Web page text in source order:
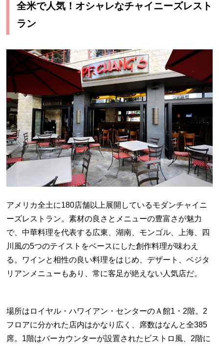
全米で人気！オシャレなチャイニーズレスト
ラン
アメリカ全土に180店舗以上展開しているモダンチャイニ
ーズレストラン。素材の良さとメニューの豊富さが魅力
で、中華料理を代表する広東、湖南、モンゴル、上海、四
川風の5つのテイストをベースにした創作料理が味わえ
る。ワインと相性の良い料理をはじめ、デザート、ベジタ
リアンメニューもあり、常に客足が絶えない人気店だ。
場所はロイヤル・ハワイアン・センターのＡ館1・2階。2
フロアに分かれた店内はかなり広く、席数はなんと全385
席。1階はバーカウンターが設置されたビストロ風、2階に